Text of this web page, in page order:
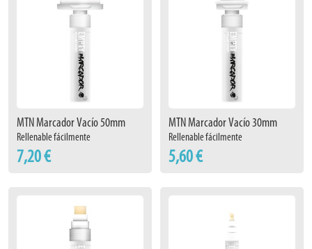
MTN Marcador Vacío 50mm
Rellenable fácilmente
7,20 €
MTN Marcador Vacío 30mm
Rellenable fácilmente
5,60 €